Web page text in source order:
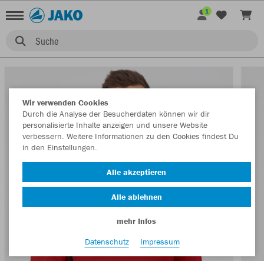
Suche
1
Wir verwenden Cookies
Durch die Analyse der Besucherdaten können wir dir
personalisierte Inhalte anzeigen und unsere Website
verbessern. Weitere Informationen zu den Cookies findest Du
in den Einstellungen.
Alle akzeptieren
Alle ablehnen
mehr Infos
Datenschutz
Impressum